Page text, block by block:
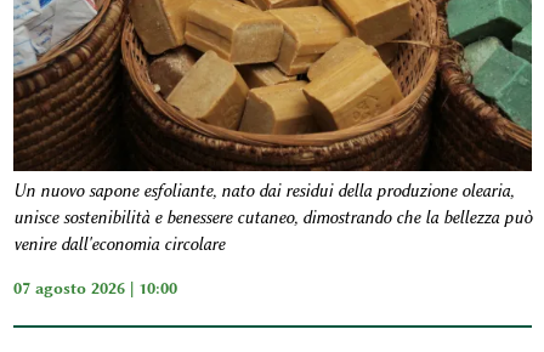
Un nuovo sapone esfoliante, nato dai residui della produzione olearia,
unisce sostenibilità e benessere cutaneo, dimostrando che la bellezza può
venire dall'economia circolare
07 agosto 2026 | 10:00